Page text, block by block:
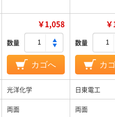
￥1,058
数量
カゴへ
数量
カ
光洋化学 日東電工
両面 両面